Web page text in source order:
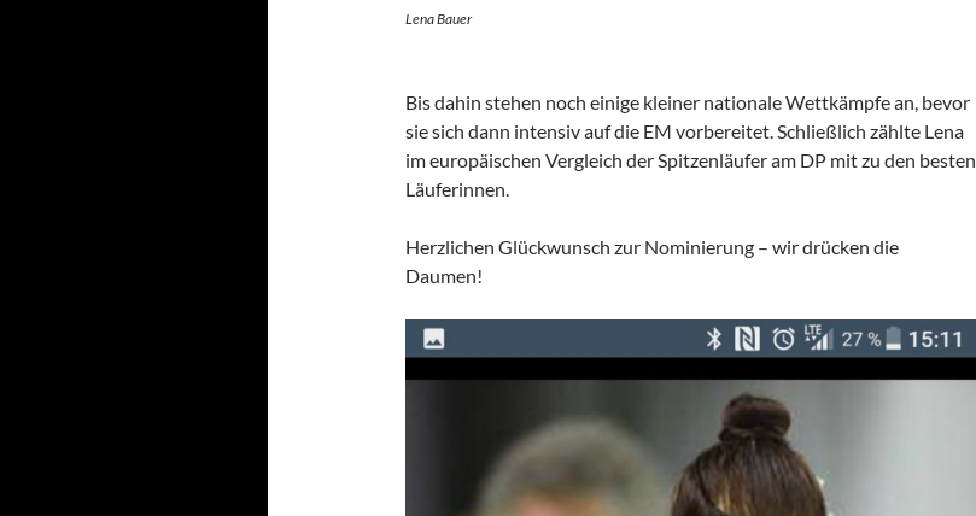
Lena Bauer
Bis dahin stehen noch einige kleiner nationale Wettkämpfe an, bevor
sie sich dann intensiv auf die EM vorbereitet. Schließlich zählte Lena
im europäischen Vergleich der Spitzenläufer am DP mit zu den besten
Läuferinnen.
Herzlichen Glückwunsch zur Nominierung – wir drücken die
Daumen!